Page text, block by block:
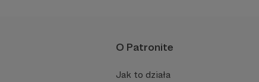
inną, comiesięczną kwotą oraz inną formą
Jeśli jednak nie jesteś
O Patronite
Jak to działa